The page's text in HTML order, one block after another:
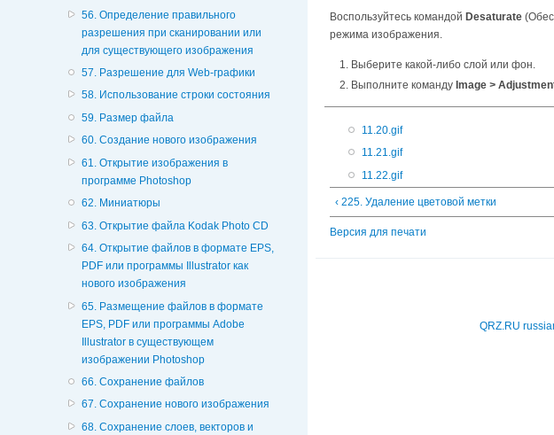
56. Определение правильного
разрешения при сканировании или
для существующего изображения
57. Разрешение для Web-графики
58. Использование строки состояния
59. Размер файла
60. Создание нового изображения
61. Открытие изображения в
программе Photoshop
62. Миниатюры
63. Открытие файла Kodak Photo CD
64. Открытие файлов в формате EPS,
PDF или программы Illustrator как
нового изображения
65. Размещение файлов в формате
EPS, PDF или программы Adobe
Illustrator в существующем
изображении Photoshop
66. Сохранение файлов
67. Сохранение нового изображения
68. Сохранение слоев, векторов и
Воспользуйтесь командой Desaturate
режима изображения.
Выберите какой-либо слой или фон.
Выполните команду Image>
11.20.gif
11.21.gif
11.22.gif
‹ 225. Удаление цветовой метки
Версия для печати
QRZ.RU